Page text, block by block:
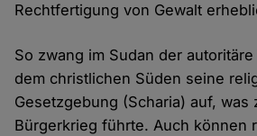
Rechtfertigung von Gewalt
So zwang im Sudan der
dem christlichen Süden seine
Gesetzgebung (Scharia) auf, was
Bürgerkrieg führte. Auch können